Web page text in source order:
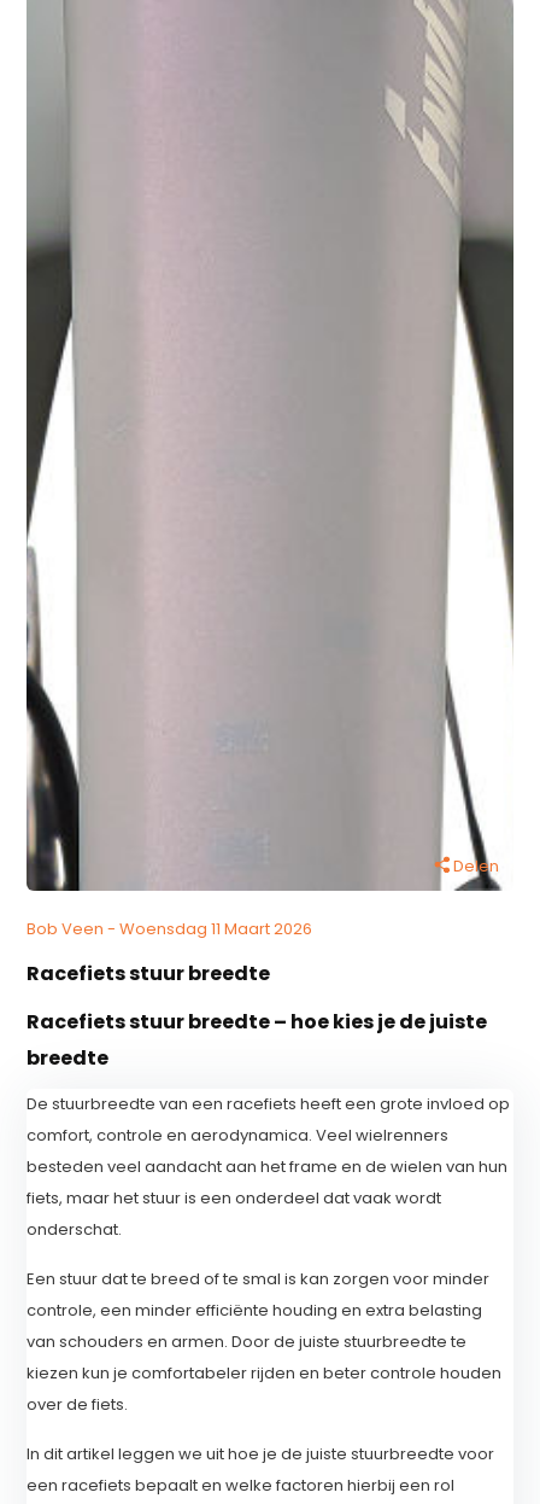
Delen
Bob Veen - Woensdag 11 Maart 2026
Racefiets stuur breedte
Racefiets stuur breedte – hoe kies je de juiste
breedte
De stuurbreedte van een racefiets heeft een grote invloed op
comfort, controle en aerodynamica. Veel wielrenners
besteden veel aandacht aan het frame en de wielen van hun
fiets, maar het stuur is een onderdeel dat vaak wordt
onderschat.
Een stuur dat te breed of te smal is kan zorgen voor minder
controle, een minder efficiënte houding en extra belasting
van schouders en armen. Door de juiste stuurbreedte te
kiezen kun je comfortabeler rijden en beter controle houden
over de fiets.
In dit artikel leggen we uit hoe je de juiste stuurbreedte voor
een racefiets bepaalt en welke factoren hierbij een rol